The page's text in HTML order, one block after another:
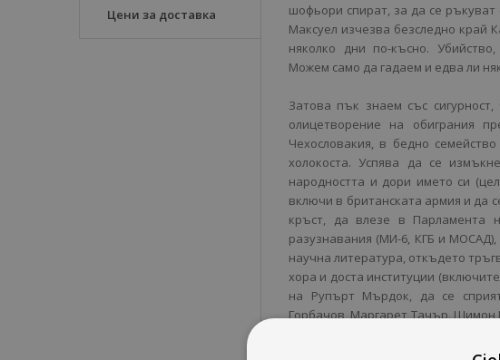
Цени за доставка
шофьори спират, за да се ръкуват
Максуел изчезва безследно край
няколко дни по-късно.
Можем само да гадаем и едва ли
Затова пък знаем със
олицетворение на обиграния
Чехословакия, в бедно
холокоста. Успява да се
народността и дори името си
включи в британската армия и да
кръст, да влезе в Парламента
разузнавания (МИ-6, КГБ и
научна литература, откъдето
хора и доста институции
на Рупърт Мърдок, да се
Горбачов, Маргарет Тачър. Шимон